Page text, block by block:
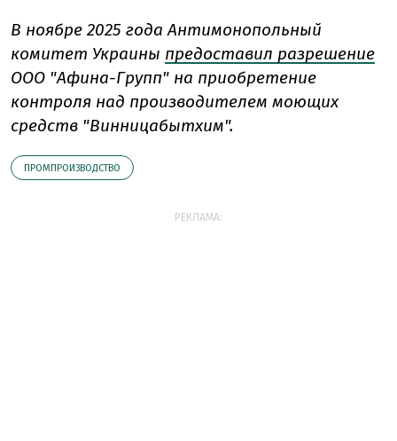
В ноябре 2025 года Антимонопольный
комитет Украины предоставил разрешение
ООО "Афина-Групп" на приобретение
контроля над производителем моющих
средств "Винницабытхим".
ПРОМПРОИЗВОДСТВО
РЕКЛАМА: